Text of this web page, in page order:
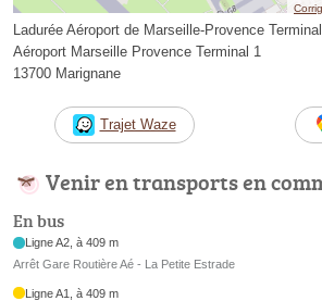
Ladurée Aéroport de Marseille-Provence Terminal
Aéroport Marseille Provence Terminal 1
13700 Marignane
Trajet Waze
Venir en transports en
En bus
Ligne A2, à 409 m
Arrêt Gare Routière Aé - La Petite Estrade
Ligne A1, à 409 m